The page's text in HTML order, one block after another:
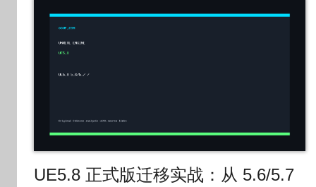
UE5.8 正式版迁移实战：从 5.6/5.7